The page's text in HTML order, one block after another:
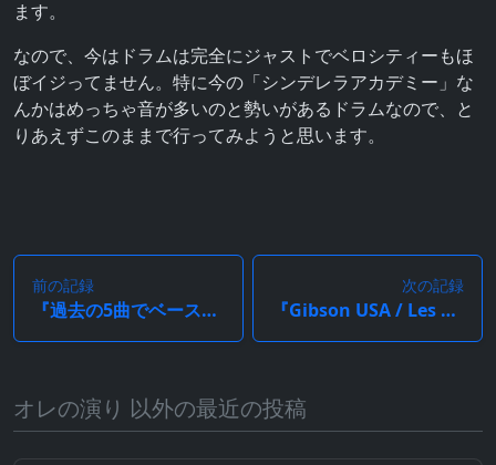
ます。
なので、今はドラムは完全にジャストでベロシティーもほ
ぼイジってません。特に今の「シンデレラアカデミー」な
んかはめっちゃ音が多いのと勢いがあるドラムなので、と
りあえずこのままで行ってみようと思います。
前の記録
『過去の5曲でベースとギター再録音＆再ミックス。「I AM A LOSER動画撮り』
次の記録
『Gibson USA / Les Paul Standard 50s Heritage Cherry Sunburst を買ってみた』
オレの演り 以外の最近の投稿